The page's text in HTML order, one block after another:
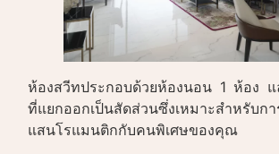
ห้องสวีทประกอบด้วยห้องนอน 1 ห้อง
ที่แยกออกเป็นสัดส่วนซึ่งเหมาะสำหรับก
แสนโรแมนติกกับคนพิเศษของคุณ